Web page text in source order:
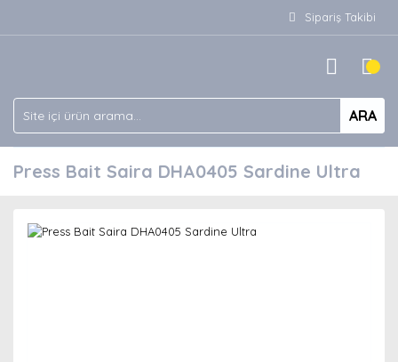
Sipariş Takibi
ARA
Press Bait Saira DHA0405 Sardine Ultra